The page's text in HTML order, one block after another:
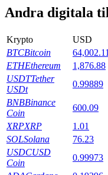
Launchpool
Flexibel insats för
Andra digitala
Krypto USD
BTCBitcoin 64,002.11
ETHEthereum 1,876.88
USDTTether
USDt
0.99889
BNBBinance
Coin
600.09
XRPXRP 1.01
SOLSolana 76.23
USDCUSD
Coin
0.99973